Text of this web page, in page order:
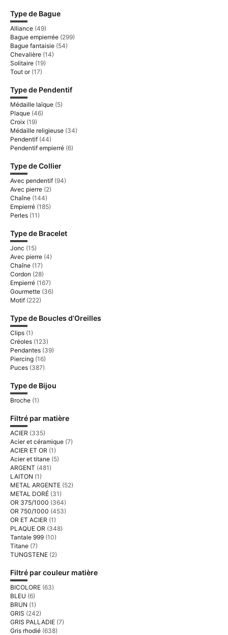
Type de Bague
Alliance (49)
Bague empierrée (299)
Bague fantaisie (54)
Chevalière (14)
Solitaire (19)
Tout or (17)
Type de Pendentif
Médaille laïque (5)
Plaque (46)
Croix (19)
Médaille religieuse (34)
Pendentif (44)
Pendentif empierré (6)
Type de Collier
Avec pendentif (94)
Avec pierre (2)
Chaîne (144)
Empierré (185)
Perles (11)
Type de Bracelet
Jonc (15)
Avec pierre (4)
Chaîne (17)
Cordon (28)
Empierré (167)
Gourmette (36)
Motif (222)
Type de Boucles d’Oreilles
Clips (1)
Créoles (123)
Pendantes (39)
Piercing (16)
Puces (387)
Type de Bijou
Broche (1)
Filtré par matière
ACIER (335)
Acier et céramique (7)
ACIER ET OR (1)
Acier et titane (5)
ARGENT (481)
LAITON (1)
METAL ARGENTE (52)
METAL DORÉ (31)
OR 375/1000 (364)
OR 750/1000 (453)
OR ET ACIER (1)
PLAQUE OR (348)
Tantale 999 (10)
Titane (7)
TUNGSTENE (2)
Filtré par couleur matière
BICOLORE (63)
BLEU (6)
BRUN (1)
GRIS (242)
GRIS PALLADIE (7)
Gris rhodié (638)